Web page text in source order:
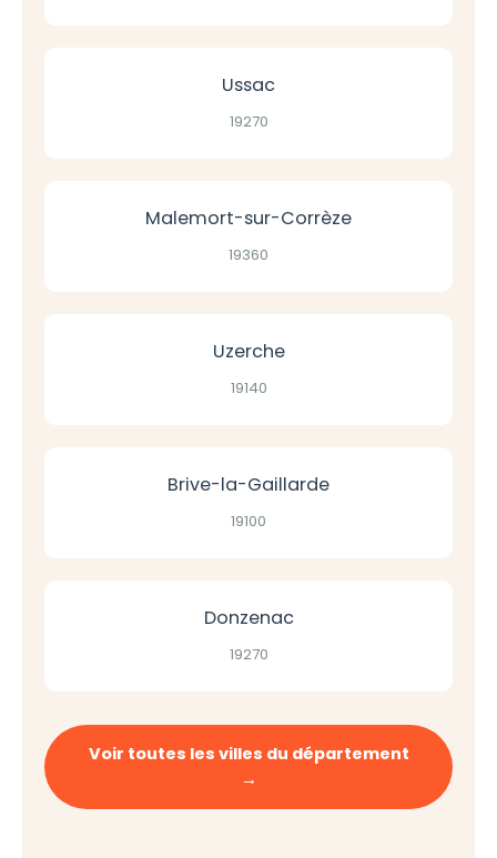
Ussac
19270
Malemort-sur-Corrèze
19360
Uzerche
19140
Brive-la-Gaillarde
19100
Donzenac
19270
Voir toutes les villes du département
→